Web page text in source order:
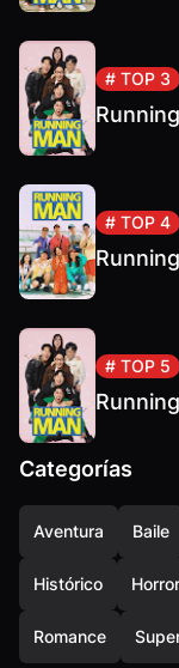
# TOP 3
# TOP 4
# TOP 5
Categorías
Aventura Baile
Histórico Horror
Romance